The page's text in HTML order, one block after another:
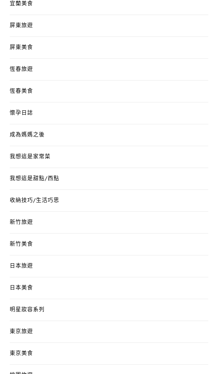
宜蘭美食
屏東旅遊
屏東美食
恆春旅遊
恆春美食
懷孕日誌
成為媽媽之後
我想這是家常菜
我想這是甜點/西點
收納技巧/生活巧思
新竹旅遊
新竹美食
日本旅遊
日本美食
明星妝容系列
東京旅遊
東京美食